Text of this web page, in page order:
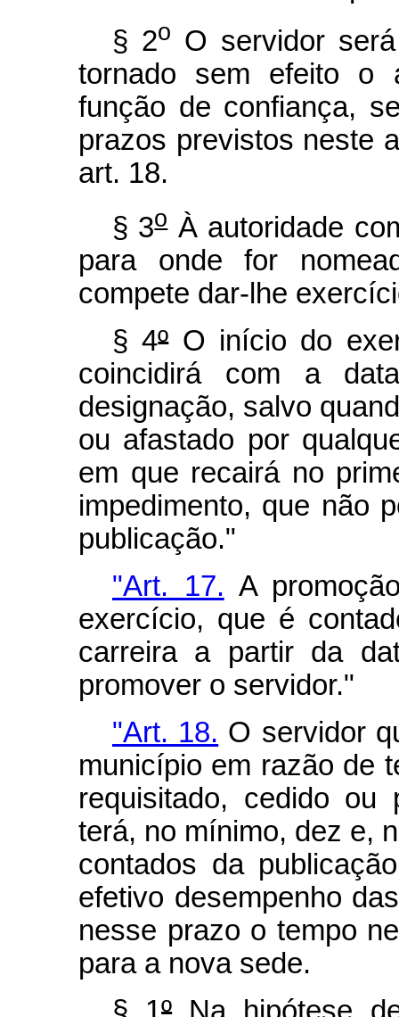
§ 2o O servidor
tornado sem efeito o
função de confiança,
prazos previstos neste
art. 18.
§ 3oÀ autoridade
para onde for
compete dar-lhe
§ 4ºO início do
coincidirá com a
designação, salvo
ou afastado por
em que recairá no
impedimento, que não
publicação."
"Art. 17. A
exercício, que é
carreira a partir da
promover o servidor."
"Art. 18. O servidor
município em razão de
requisitado, cedido ou
terá, no mínimo, dez e,
contados da
efetivo desempenho
nesse prazo o tempo
para a nova sede.